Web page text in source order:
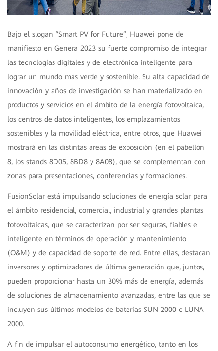
Bajo el slogan “Smart PV for Future”, Huawei pone de
manifiesto en Genera 2023 su fuerte compromiso de integrar
las tecnologías digitales y de electrónica inteligente para
lograr un mundo más verde y sostenible. Su alta capacidad de
innovación y años de investigación se han materializado en
productos y servicios en el ámbito de la energía fotovoltaica,
los centros de datos inteligentes, los emplazamientos
sostenibles y la movilidad eléctrica, entre otros, que Huawei
mostrará en las distintas áreas de exposición (en el pabellón
8, los stands 8D05, 8BD8 y 8A08), que se complementan con
zonas para presentaciones, conferencias y formaciones.
FusionSolar está impulsando soluciones de energía solar para
el ámbito residencial, comercial, industrial y grandes plantas
fotovoltaicas, que se caracterizan por ser seguras, fiables e
inteligente en términos de operación y mantenimiento
(O&M) y de capacidad de soporte de red. Entre ellas, destacan
inversores y optimizadores de última generación que, juntos,
pueden proporcionar hasta un 30% más de energía, además
de soluciones de almacenamiento avanzadas, entre las que se
incluyen sus últimos modelos de baterías SUN 2000 o LUNA
2000.
A fin de impulsar el autoconsumo energético, tanto en los